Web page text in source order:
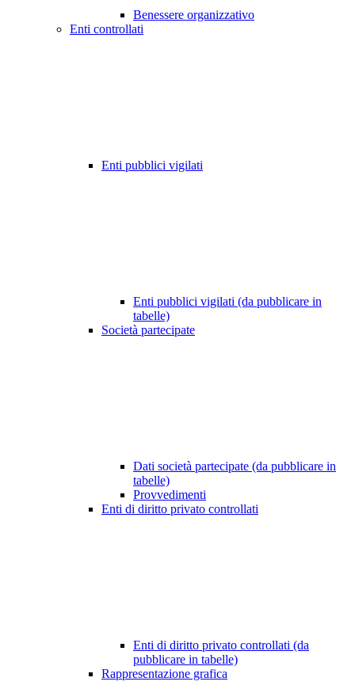
Benessere organizzativo
Enti controllati
Enti pubblici vigilati
Enti pubblici vigilati (da pubblicare in
tabelle)
Società partecipate
Dati società partecipate (da pubblicare in
tabelle)
Provvedimenti
Enti di diritto privato controllati
Enti di diritto privato controllati (da
pubblicare in tabelle)
Rappresentazione grafica